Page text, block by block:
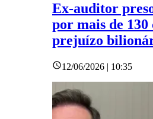
Ex-auditor
por mais de 130
prejuízo
12/06/2026 | 10:35